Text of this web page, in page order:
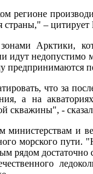
регионе
страны," –
Арктики,
идут недопустимо
предпринимаются
что за
а на
скважины", -
и
морского пути.
рядом